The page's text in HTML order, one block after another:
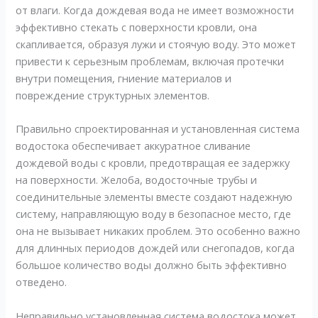
от влаги. Когда дождевая вода не имеет возможности
эффективно стекать с поверхности кровли, она
скапливается, образуя лужи и стоячую воду. Это может
привести к серьезным проблемам, включая протечки
внутри помещения, гниение материалов и
повреждение структурных элементов.
Правильно спроектированная и установленная система
водостока обеспечивает аккуратное сливание
дождевой воды с кровли, предотвращая ее задержку
на поверхности. Желоба, водосточные трубы и
соединительные элементы вместе создают надежную
систему, направляющую воду в безопасное место, где
она не вызывает никаких проблем. Это особенно важно
для длинных периодов дождей или снегопадов, когда
большое количество воды должно быть эффективно
отведено.